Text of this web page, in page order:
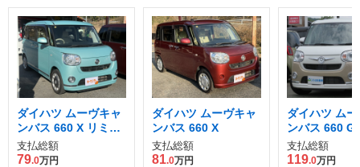
ダイハツ ムーヴキャ
ンバス 660 X リミテ
ッド メイクアップ S
AII
支払総額
79.0万円
ダイハツ ムーヴキャ
ンバス 660 X
支払総額
81.0万円
ダイハツ ム
ンバス 660 G
アップVS
支払総額
119.0万円